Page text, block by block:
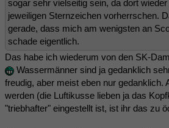
sogar sehr vielseitig sein, da dort
jeweiligen Sternzeichen vorherrschen.
gerade, dass mich am wenigsten an
schade eigentlich.
Das habe ich wiederum von den SK-
Wassermänner sind ja gedanklich
freudig, aber meist eben nur gedanklich.
werden (die Luftikusse lieben ja das
"triebhafter" eingestellt ist, ist ihr das zu